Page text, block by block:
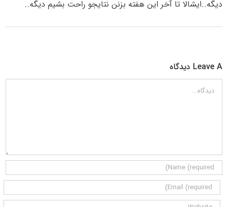
دیگه..ایشالا تا آخر این هفته بزنن نتایجو راحت بشیم دیگه..
Leave A دیدگاه
دیدگاه